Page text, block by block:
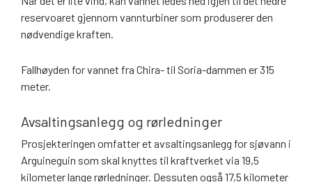
reservoaret gjennom vannturbiner som produserer den
nødvendige kraften.
Fallhøyden for vannet fra Chira- til Soria-dammen er 315
meter.
Avsaltingsanlegg og rørledninger
Prosjekteringen omfatter et avsaltingsanlegg for sjøvann i
Arguineguin som skal knyttes til kraftverket via 19,5
kilometer lange rørledninger. Dessuten også 17,5 kilometer